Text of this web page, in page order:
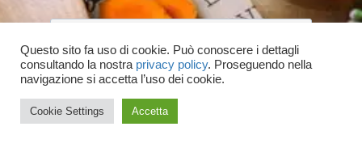
Accetto le condizioni generali e di ricevere
Questo sito fa uso di cookie. Può conoscere i dettagli
consultando la nostra privacy policy. Proseguendo nella
navigazione si accetta l’uso dei cookie.
Cookie Settings Accetta